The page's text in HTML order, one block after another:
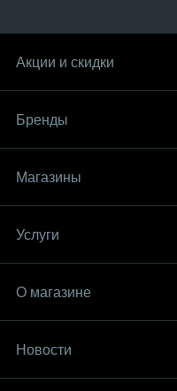
Акции и скидки
Бренды
Магазины
Услуги
О магазине
Новости